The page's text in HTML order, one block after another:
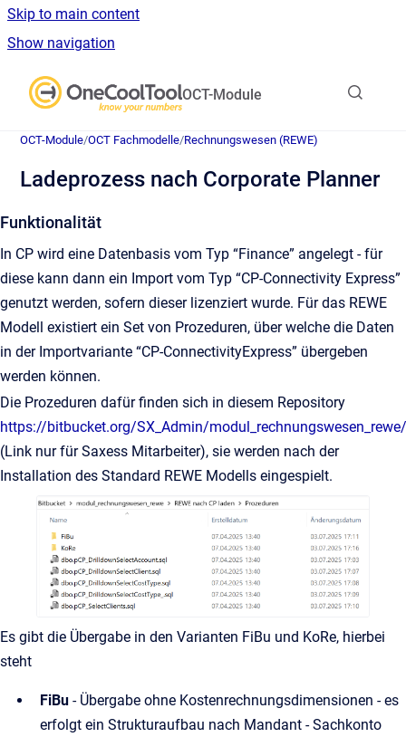
Skip to main content
Show navigation
OCT-Module
OCT-Module/OCT Fachmodelle/Rechnungswesen (REWE)
Ladeprozess nach Corporate Planner
Funktionalität
In CP wird eine Datenbasis vom Typ “Finance” angelegt - für
diese kann dann ein Import vom Typ “CP-Connectivity Express”
genutzt werden, sofern dieser lizenziert wurde. Für das REWE
Modell existiert ein Set von Prozeduren, über welche die Daten
in der Importvariante “CP-ConnectivityExpress” übergeben
werden können.
Die Prozeduren dafür finden sich in diesem Repository
https://bitbucket.org/SX_Admin/
(Link nur für Saxess Mitarbeiter), sie werden nach der
Installation des Standard REWE Modells eingespielt.
Es gibt die Übergabe in den Varianten FiBu und KoRe, hierbei
steht
FiBu - Übergabe ohne Kostenrechnungsdimensionen - es
erfolgt ein Strukturaufbau nach Mandant - Sachkonto